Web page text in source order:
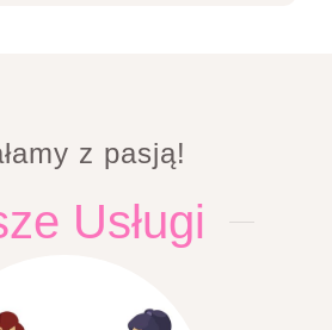
z pasją!
Usługi